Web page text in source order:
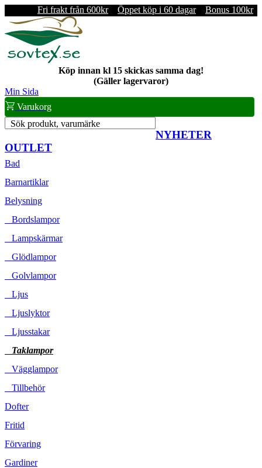
Fri frakt från 600kr Öppet köp i 60 dagar Bonus 100kr
Köp innan kl 15 skickas samma dag!
(Gäller lagervaror)
Min Sida
Varukorg
Sök produkt, varumärke
NYHETER
OUTLET
Bad
Barnartiklar
Belysning
Bordslampor
Lampskärmar
Glödlampor
Golvlampor
Ljus
Ljuslyktor
Ljusstakar
Taklampor
Vägglampor
Tillbehör
Dofter
Fritid
Förvaring
Gardiner